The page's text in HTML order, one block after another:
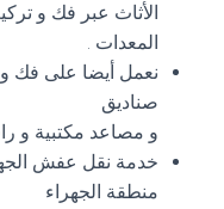
الأثاث عبر فك و
المعدات .
نعمل أيضا على فك
صناديق
و مصاعد مكتبية و
خدمة نقل عفش
منطقة الجهراء